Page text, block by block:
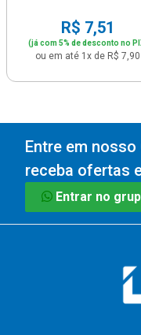
R$ 7,51
(já com 5% de desconto no
ou em até 1x de R$ 7,90
Entre em nosso
receba ofertas
Entrar no